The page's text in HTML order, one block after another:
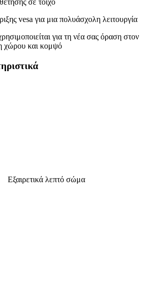
σε τοίχο
vesa για μια πολυάσχολη λειτουργία
για τη νέα σας όραση στον
χώρου και κομψό
Εξαιρετικά λεπτό σώμα